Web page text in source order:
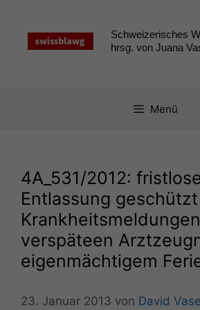
springen
Schweizerisches
hrsg. von Juana
Menü
4A_531/2012:
Entlassung
verspäteen
eigenmächtigem
23. Januar 2013 von David